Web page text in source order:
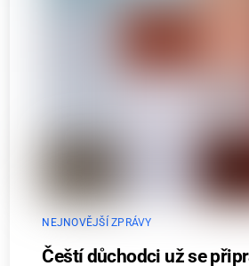
NEJNOVĚJŠÍ ZPRÁVY
Čeští důchodci už se